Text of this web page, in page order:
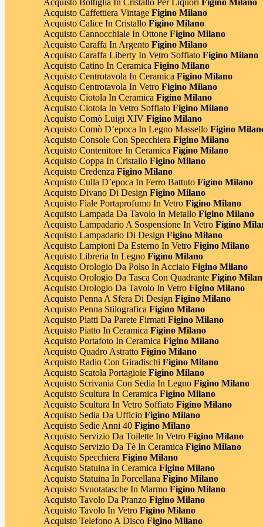
Acquisto Caffettiera Vintage Figino Milano
Acquisto Calice In Cristallo Figino Milano
Acquisto Cannocchiale In Ottone Figino Milano
Acquisto Caraffa In Argento Figino Milano
Acquisto Caraffa Liberty In Vetro Soffiato Figino Milano
Acquisto Catino In Ceramica Figino Milano
Acquisto Centrotavola In Ceramica Figino Milano
Acquisto Centrotavola In Vetro Figino Milano
Acquisto Ciotola In Ceramica Figino Milano
Acquisto Ciotola In Vetro Soffiato Figino Milano
Acquisto Comò Luigi XIV Figino Milano
Acquisto Comò D’epoca In Legno Massello Figino
Acquisto Console Con Specchiera Figino Milano
Acquisto Contenitore In Ceramica Figino Milano
Acquisto Coppa In Cristallo Figino Milano
Acquisto Credenza Figino Milano
Acquisto Culla D’epoca In Ferro Battuto Figino Milano
Acquisto Divano Di Design Figino Milano
Acquisto Fiale Portaprofumo In Vetro Figino Milano
Acquisto Lampada Da Tavolo In Metallo Figino Milano
Acquisto Lampadario A Sospensione In Vetro Figino
Acquisto Lampadario Di Design Figino Milano
Acquisto Lampioni Da Esterno In Vetro Figino Milano
Acquisto Libreria In Legno Figino Milano
Acquisto Orologio Da Polso In Acciaio Figino Milano
Acquisto Orologio Da Tasca Con Quadrante Figino
Acquisto Orologio Da Tavolo In Vetro Figino Milano
Acquisto Penna A Sfera Di Design Figino Milano
Acquisto Penna Stilografica Figino Milano
Acquisto Piatti Da Parete Firmati Figino Milano
Acquisto Piatto In Ceramica Figino Milano
Acquisto Portafoto In Ceramica Figino Milano
Acquisto Quadro Astratto Figino Milano
Acquisto Radio Con Giradischi Figino Milano
Acquisto Scatola Portagioie Figino Milano
Acquisto Scrivania Con Sedia In Legno Figino Milano
Acquisto Scultura In Ceramica Figino Milano
Acquisto Scultura In Vetro Soffiato Figino Milano
Acquisto Sedia Da Ufficio Figino Milano
Acquisto Sedie Anni 40 Figino Milano
Acquisto Servizio Da Toilette In Vetro Figino Milano
Acquisto Servizio Da Tè In Ceramica Figino Milano
Acquisto Specchiera Figino Milano
Acquisto Statuina In Ceramica Figino Milano
Acquisto Statuina In Porcellana Figino Milano
Acquisto Svuotatasche In Marmo Figino Milano
Acquisto Tavolo Da Pranzo Figino Milano
Acquisto Tavolo In Vetro Figino Milano
Acquisto Telefono A Disco Figino Milano